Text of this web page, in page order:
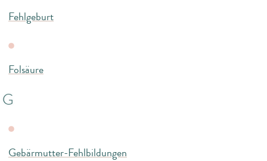
Fehlgeburt
Folsäure
G
Gebärmutter-Fehlbildungen